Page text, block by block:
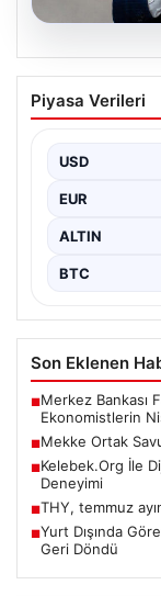
08.08.2026
Mekke
Hedefimiz
Anlaşması
düzenlemenin
Piyasa Verileri
USD
EUR
ALTIN
BTC
Son Eklenen
■Merkez Bankası
Ekonomistlerin
■Mekke Ortak
■Kelebek.Org İle
Deneyimi
■THY, temmuz
■Yurt Dışında
Geri Döndü